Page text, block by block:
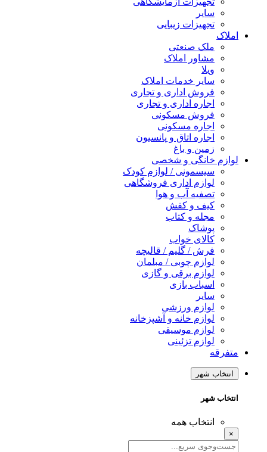
سایر
تجهیزات زیبایی
املاک
ملک صنعتی
مشاور املاک
ویلا
سایر خدمات املاک
فروش اداری و تجاری
اجاره اداری و تجاری
فروش مسکونی
اجاره مسکونی
اجاره اتاق و پانسیون
زمین و باغ
لوازم خانگی و شخصی
سیسمونی / لوازم کودک
لوازم اداری فروشگاهی
تصفیه آب و هوا
کیف و کفش
مجله و کتاب
پوشاک
کالای خواب
فرش / گلیم / قالیچه
لوازم چوبی / مبلمان
لوازم برقی و گازی
اسباب بازی
سایر
لوازم ورزشی
لوازم خانه و آشپزخانه
لوازم موسیقی
لوازم تزئینی
متفرقه
انتخاب شهر
انتخاب شهر
انتخاب همه